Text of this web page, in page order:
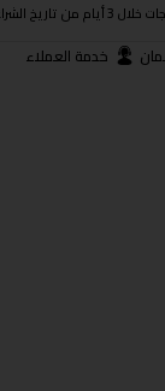
بكل سهولة."
خدمة العملاء